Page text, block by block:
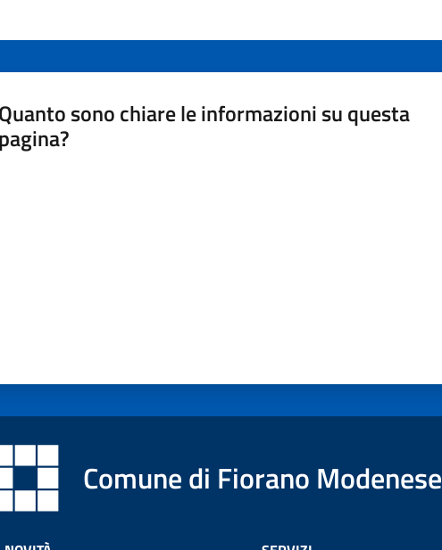
Quanto sono chiare le informazioni su questa
pagina?
Comune di Fiorano Modenese